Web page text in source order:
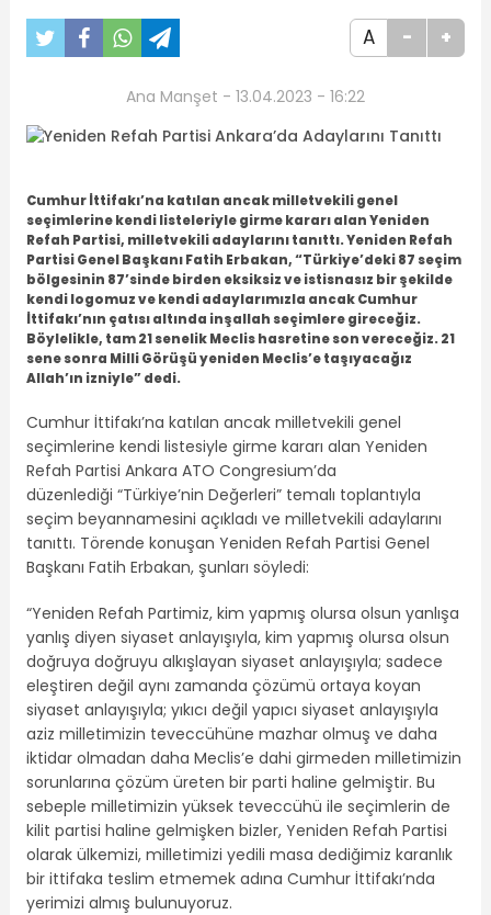
A - +
Ana Manşet - 13.04.2023 - 16:22
Cumhur İttifakı’na katılan ancak milletvekili genel
seçimlerine kendi listeleriyle girme kararı alan Yeniden
Refah Partisi, milletvekili adaylarını tanıttı. Yeniden Refah
Partisi Genel Başkanı Fatih Erbakan, “Türkiye’deki 87 seçim
bölgesinin 87’sinde birden eksiksiz ve istisnasız bir şekilde
kendi logomuz ve kendi adaylarımızla ancak Cumhur
İttifakı’nın çatısı altında inşallah seçimlere gireceğiz.
Böylelikle, tam 21 senelik Meclis hasretine son vereceğiz. 21
sene sonra Milli Görüşü yeniden Meclis’e taşıyacağız
Allah’ın izniyle” dedi.
Cumhur İttifakı’na katılan ancak milletvekili genel
seçimlerine kendi listesiyle girme kararı alan Yeniden
Refah Partisi Ankara ATO Congresium’da
düzenlediği “Türkiye’nin Değerleri” temalı toplantıyla
seçim beyannamesini açıkladı ve milletvekili adaylarını
tanıttı. Törende konuşan Yeniden Refah Partisi Genel
Başkanı Fatih Erbakan, şunları söyledi:
“Yeniden Refah Partimiz, kim yapmış olursa olsun yanlışa
yanlış diyen siyaset anlayışıyla, kim yapmış olursa olsun
doğruya doğruyu alkışlayan siyaset anlayışıyla; sadece
eleştiren değil aynı zamanda çözümü ortaya koyan
siyaset anlayışıyla; yıkıcı değil yapıcı siyaset anlayışıyla
aziz milletimizin teveccühüne mazhar olmuş ve daha
iktidar olmadan daha Meclis’e dahi girmeden milletimizin
sorunlarına çözüm üreten bir parti haline gelmiştir. Bu
sebeple milletimizin yüksek teveccühü ile seçimlerin de
kilit partisi haline gelmişken bizler, Yeniden Refah Partisi
olarak ülkemizi, milletimizi yedili masa dediğimiz karanlık
bir ittifaka teslim etmemek adına Cumhur İttifakı’nda
yerimizi almış bulunuyoruz.